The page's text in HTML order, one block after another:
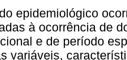
epidemiológico
à ocorrência de
e de período
variáveis,